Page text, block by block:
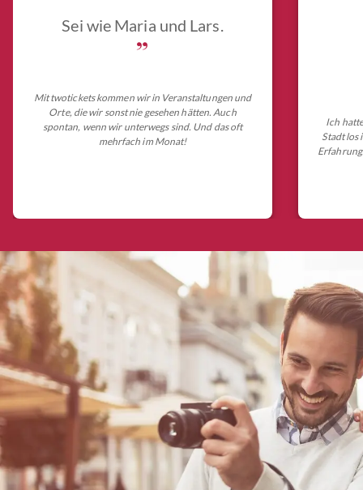
Sei wie Maria und Lars.
„
Mit twotickets kommen wir in Veranstaltungen und
Orte, die wir sonst nie gesehen hätten. Auch
spontan, wenn wir unterwegs sind. Und das oft
mehrfach im Monat!
Ich
Stadt los